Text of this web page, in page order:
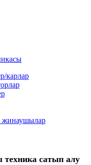
карлар
жинаушылар
сатып алу